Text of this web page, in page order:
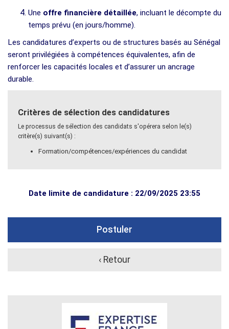
Une offre financière détaillée, incluant le décompte du
temps prévu (en jours/homme).
Les candidatures d’experts ou de structures basés au Sénégal
seront privilégiées à compétences équivalentes, afin de
renforcer les capacités locales et d’assurer un ancrage
durable.
Critères de sélection des candidatures
Le processus de sélection des candidats s'opérera selon le(s)
critère(s) suivant(s) :
Formation/compétences/expériences du candidat
Date limite de candidature : 22/09/2025 23:55
Postuler
‹ Retour